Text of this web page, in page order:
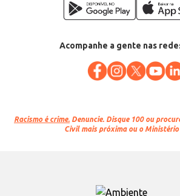
Acompanhe a gente nas
Racismo é crime. Denuncie. Disque 100 ou
Civil mais próxima ou o